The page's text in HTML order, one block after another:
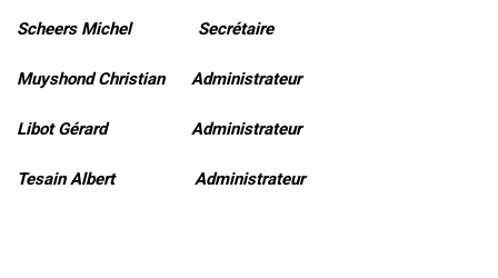
Scheers Michel Secrétaire
Muyshond Christian Administrateur
Libot Gérard Administrateur
Tesain Albert Administrateur